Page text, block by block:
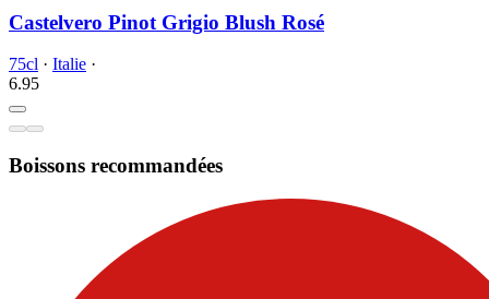
Castelvero Pinot Grigio Blush Rosé
75cl · Italie ·
6.95
Boissons recommandées